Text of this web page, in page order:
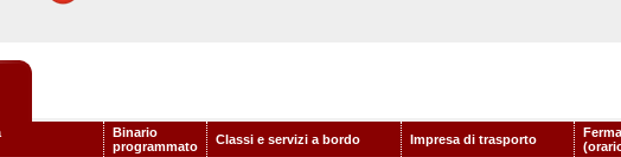
Binario
programmato
Classi e servizi a bordo Impresa di trasporto